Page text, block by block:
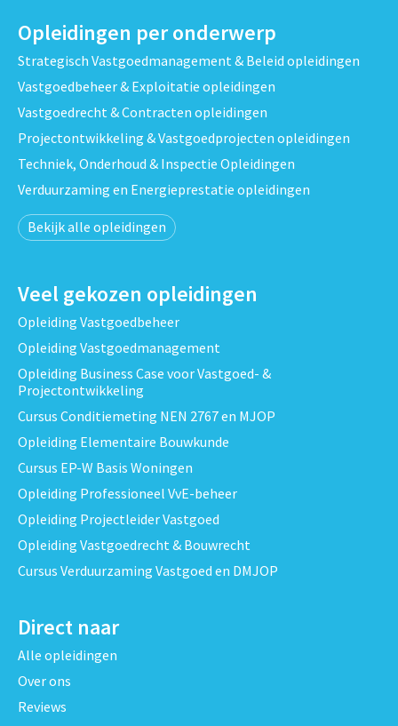
Opleidingen per onderwerp
Strategisch Vastgoedmanagement & Beleid opleidingen
Vastgoedbeheer & Exploitatie opleidingen
Vastgoedrecht & Contracten opleidingen
Projectontwikkeling & Vastgoedprojecten opleidingen
Techniek, Onderhoud & Inspectie Opleidingen
Verduurzaming en Energieprestatie opleidingen
Bekijk alle opleidingen
Veel gekozen opleidingen
Opleiding Vastgoedbeheer
Opleiding Vastgoedmanagement
Opleiding Business Case voor Vastgoed- &
Projectontwikkeling
Cursus Conditiemeting NEN 2767 en MJOP
Opleiding Elementaire Bouwkunde
Cursus EP-W Basis Woningen
Opleiding Professioneel VvE-beheer
Opleiding Projectleider Vastgoed
Opleiding Vastgoedrecht & Bouwrecht
Cursus Verduurzaming Vastgoed en DMJOP
Direct naar
Alle opleidingen
Over ons
Reviews